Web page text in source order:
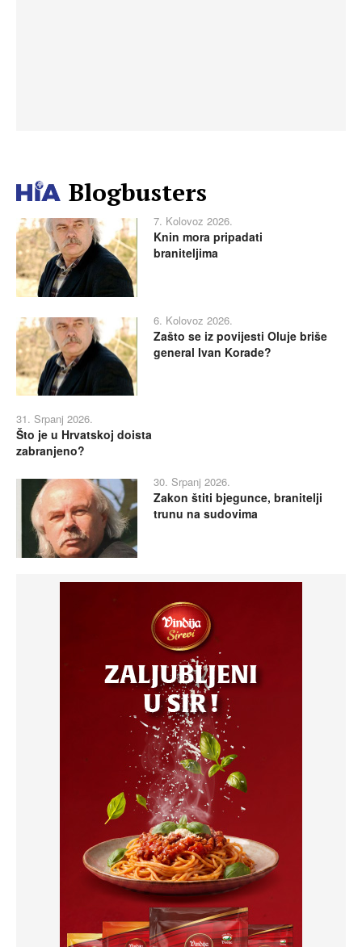
Blogbusters
7. Kolovoz 2026.
Knin mora pripadati
braniteljima
6. Kolovoz 2026.
Zašto se iz povijesti Oluje briše
general Ivan Korade?
31. Srpanj 2026.
Što je u Hrvatskoj doista
zabranjeno?
30. Srpanj 2026.
Zakon štiti bjegunce, branitelji
trunu na sudovima